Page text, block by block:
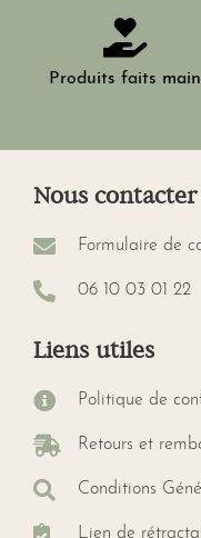
Produits faits main
Nous contacter
Formulaire de
06 10 03 01 22
Liens utiles
Politique de
Retours et
Conditions
Lien de